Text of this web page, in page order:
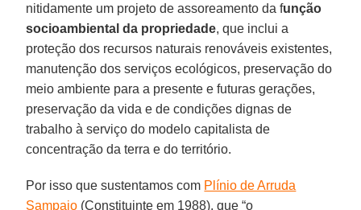
nitidamente um projeto de assoreamento da função
socioambiental da propriedade, que inclui a
proteção dos recursos naturais renováveis existentes,
manutenção dos serviços ecológicos, preservação do
meio ambiente para a presente e futuras gerações,
preservação da vida e de condições dignas de
trabalho à serviço do modelo capitalista de
concentração da terra e do território.
Por isso que sustentamos com Plínio de Arruda
Sampaio (Constituinte em 1988), que “o